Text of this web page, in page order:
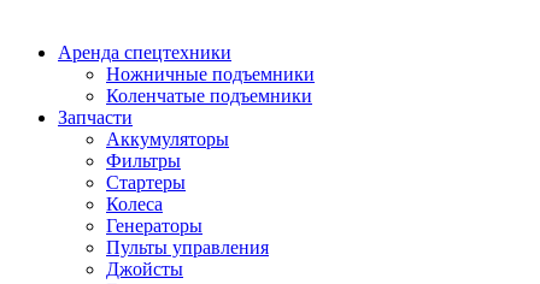
Аренда спецтехники
Ножничные подъемники
Коленчатые подъемники
Запчасти
Аккумуляторы
Фильтры
Стартеры
Колеса
Генераторы
Пульты управления
Джойсты